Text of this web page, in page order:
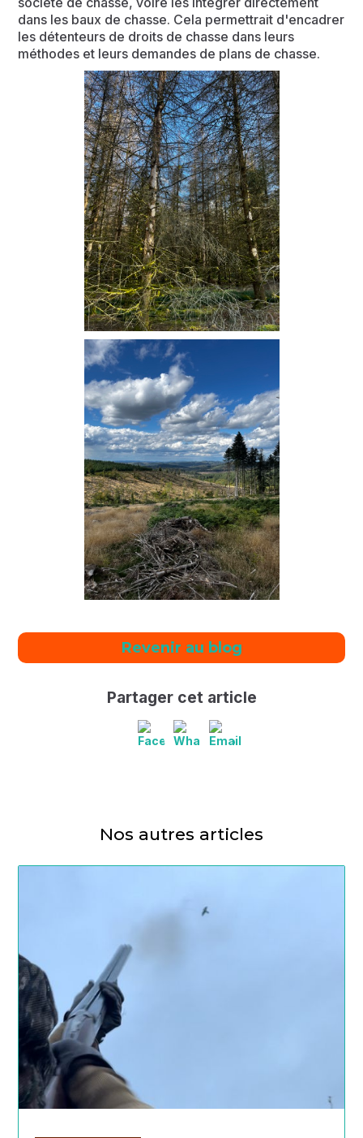
dans les baux de chasse. Cela permettrait d'encadrer
les détenteurs de droits de chasse dans leurs
méthodes et leurs demandes de plans de chasse.
Revenir au blog
Partager cet article
Nos autres articles